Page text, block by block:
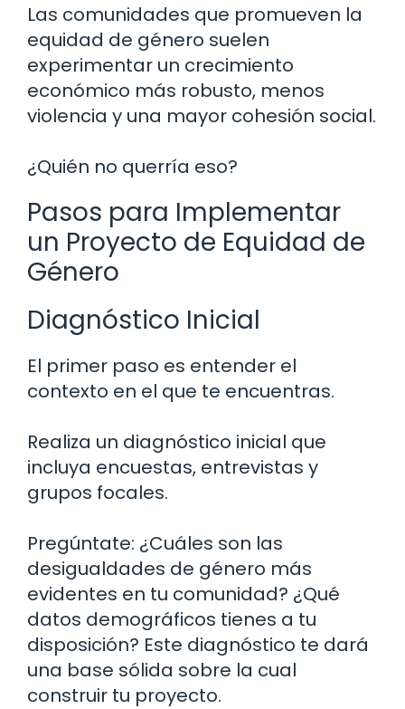
Las comunidades que promueven la
equidad de género suelen
experimentar un crecimiento
económico más robusto, menos
violencia y una mayor cohesión social.
¿Quién no querría eso?
Pasos para Implementar
un Proyecto de Equidad de
Género
Diagnóstico Inicial
El primer paso es entender el
contexto en el que te encuentras.
Realiza un diagnóstico inicial que
incluya encuestas, entrevistas y
grupos focales.
Pregúntate: ¿Cuáles son las
desigualdades de género más
evidentes en tu comunidad? ¿Qué
datos demográficos tienes a tu
disposición? Este diagnóstico te dará
una base sólida sobre la cual
construir tu proyecto.